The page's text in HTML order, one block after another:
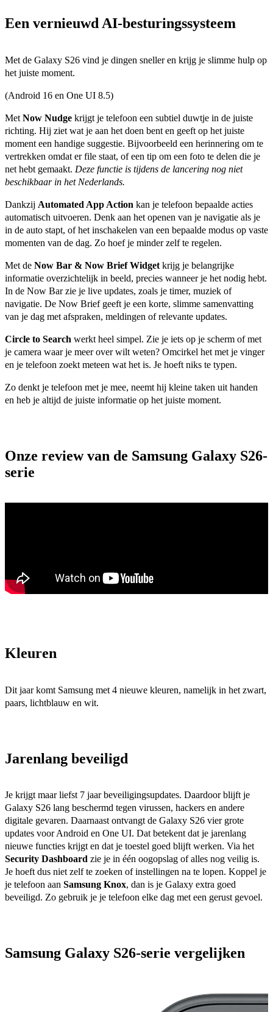
Een vernieuwd AI-besturingssysteem
Met de Galaxy S26 vind je dingen sneller en krijg je slimme hulp op
het juiste moment.
(Android 16 en One UI 8.5)
Met Now Nudge krijgt je telefoon een subtiel duwtje in de juiste
richting. Hij ziet wat je aan het doen bent en geeft op het juiste
moment een handige suggestie. Bijvoorbeeld een herinnering om te
vertrekken omdat er file staat, of een tip om een foto te delen die je
net hebt gemaakt. Deze functie is tijdens de lancering nog niet
beschikbaar in het Nederlands.
Dankzij Automated App Action kan je telefoon bepaalde acties
automatisch uitvoeren. Denk aan het openen van je navigatie als je
in de auto stapt, of het inschakelen van een bepaalde modus op vaste
momenten van de dag. Zo hoef je minder zelf te regelen.
Met de Now Bar & Now Brief Widget krijg je belangrijke
informatie overzichtelijk in beeld, precies wanneer je het nodig hebt.
In de Now Bar zie je live updates, zoals je timer, muziek of
navigatie. De Now Brief geeft je een korte, slimme samenvatting
van je dag met afspraken, meldingen of relevante updates.
Circle to Search werkt heel simpel. Zie je iets op je scherm of met
je camera waar je meer over wilt weten? Omcirkel het met je vinger
en je telefoon zoekt meteen wat het is. Je hoeft niks te typen.
Zo denkt je telefoon met je mee, neemt hij kleine taken uit handen
en heb je altijd de juiste informatie op het juiste moment.
Onze review van de Samsung Galaxy S26-
serie
Kleuren
Dit jaar komt Samsung met 4 nieuwe kleuren, namelijk in het zwart,
paars, lichtblauw en wit.
Jarenlang beveiligd
Je krijgt maar liefst 7 jaar beveiligingsupdates. Daardoor blijft je
Galaxy S26 lang beschermd tegen virussen, hackers en andere
digitale gevaren. Daarnaast ontvangt de Galaxy S26 vier grote
updates voor Android en One UI. Dat betekent dat je jarenlang
nieuwe functies krijgt en dat je toestel goed blijft werken. Via het
Security Dashboard zie je in één oogopslag of alles nog veilig is.
Je hoeft dus niet zelf te zoeken of instellingen na te lopen. Koppel je
je telefoon aan Samsung Knox, dan is je Galaxy extra goed
beveiligd. Zo gebruik je je telefoon elke dag met een gerust gevoel.
Samsung Galaxy S26-serie vergelijken